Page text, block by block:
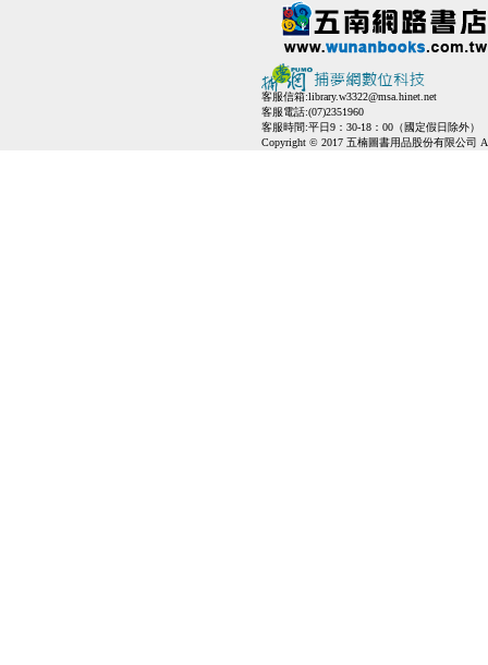
客服信箱:library.w3322@msa.hinet.net
客服電話:(07)2351960
客服時間:平日9：30-18：00（國定假日除外）
Copyright © 2017 五楠圖書用品股份有限公司